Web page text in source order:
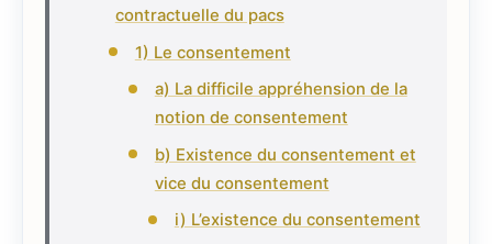
contractuelle du pacs
1) Le consentement
a) La difficile appréhension de la
notion de consentement
b) Existence du consentement et
vice du consentement
i) L’existence du consentement